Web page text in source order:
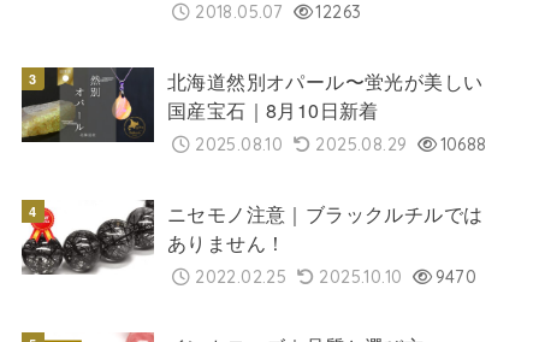
2018.05.07 12263
北海道然別オパール〜蛍光が美しい
国産宝石｜8月10日新着
2025.08.10 2025.08.29 10688
ニセモノ注意｜ブラックルチルでは
ありません！
2022.02.25 2025.10.10 9470